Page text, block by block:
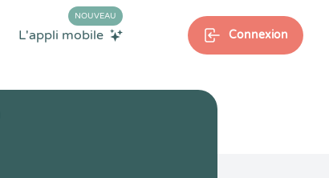
L'appli mobile
NOUVEAU
Connexion